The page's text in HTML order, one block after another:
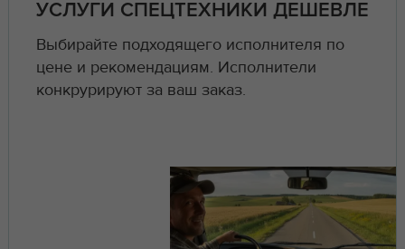
УСЛУГИ СПЕЦТЕХНИКИ ДЕШЕВЛЕ
Выбирайте подходящего исполнителя по
цене и рекомендациям. Исполнители
конкрурируют за ваш заказ.